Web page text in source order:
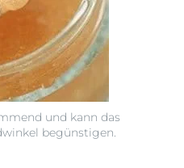
und kann das
begünstigen.